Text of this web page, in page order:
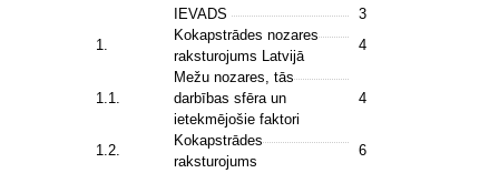
IEVADS
3
1.
Kokapstrādes nozares
raksturojums Latvijā
4
1.1.
Mežu nozares, tās
darbības sfēra un
ietekmējošie faktori
4
1.2.
Kokapstrādes
raksturojums
6